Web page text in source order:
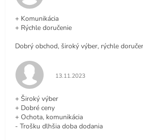
+ Komunikácia
+ Rýchle doručenie
Dobrý obchod, široký výber, rýchle
Hodnotenie obchodu je 5 z 5
13.11.2023
+ Široký výber
+ Dobré ceny
+ Ochota, komunikácia
- Trošku dlhšia doba dodania